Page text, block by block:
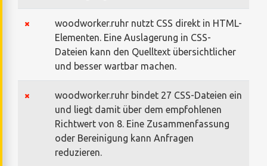
woodworker.ruhr nutzt CSS direkt in HTML-
Elementen. Eine Auslagerung in CSS-
Dateien kann den Quelltext übersichtlicher
und besser wartbar machen.
woodworker.ruhr bindet 27 CSS-Dateien ein
und liegt damit über dem empfohlenen
Richtwert von 8. Eine Zusammenfassung
oder Bereinigung kann Anfragen
reduzieren.